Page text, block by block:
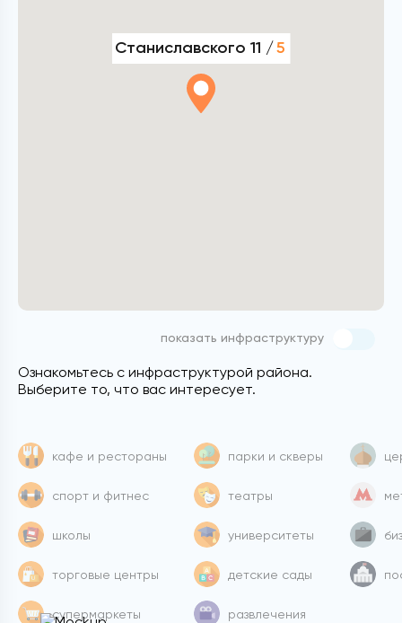
Станиславского 11 / 5
Ознакомьтесь с инфраструктурой района.
Выберите то, что вас интересует.
кафе и рестораны
спорт и фитнес
школы
торговые центры
супермаркеты
парки и скверы
театры
университеты
детские сады
развлечения
показать инфраструктуру